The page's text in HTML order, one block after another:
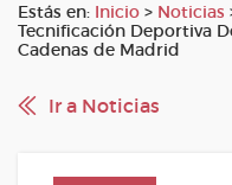
Estás en: Inicio > Noticias
Tecnificación Deportiva
Cadenas de Madrid
Ir a Noticias